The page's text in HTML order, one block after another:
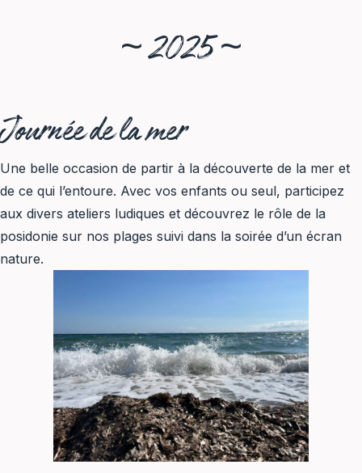
~ 2025 ~
Journée de la mer
Une belle occasion de partir à la découverte de la mer et
de ce qui l’entoure. Avec vos enfants ou seul, participez
aux divers ateliers ludiques et découvrez le rôle de la
posidonie sur nos plages suivi dans la soirée d’un écran
nature.